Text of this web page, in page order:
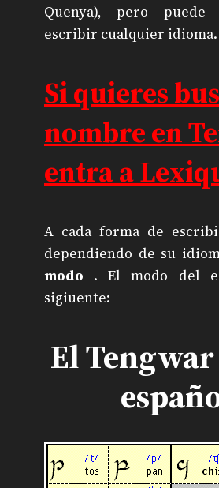
Quenya), pero puede
escribir cualquier idioma.
Si quieres
nombre en
entra a
A cada forma de
dependiendo de su
modo . El modo del
sigiuente:
El